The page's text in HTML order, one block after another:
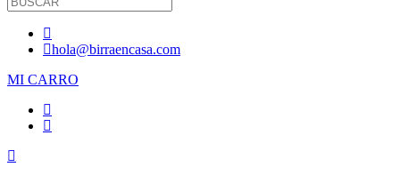
hola@birraencasa.com
MI CARRO